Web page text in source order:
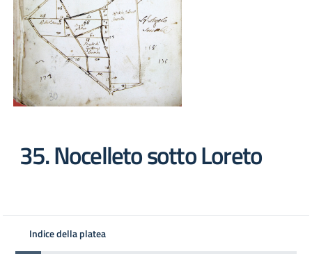
35. Nocelleto sotto Loreto
Indice della platea